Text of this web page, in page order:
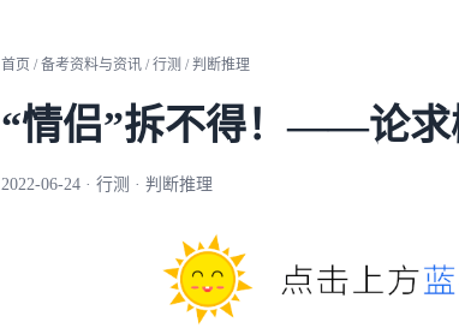
首页 / 备考资料与资讯 / 行测 / 判断推理
“情侣”拆不得！——论求
2022-06-24 · 行测 · 判断推理